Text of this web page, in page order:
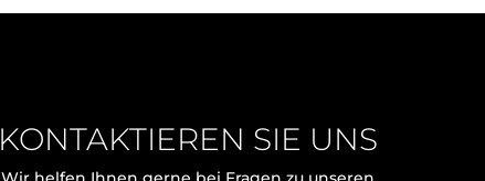
KONTAKTIEREN SIE UNS